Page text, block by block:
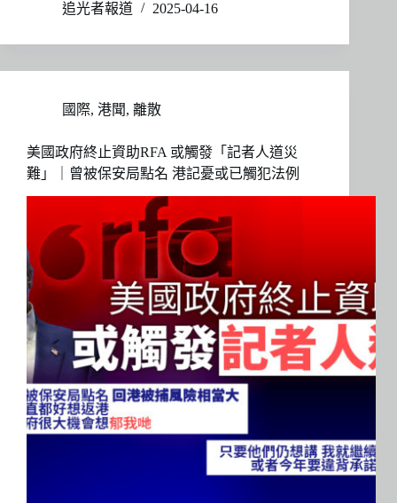
追光者報道
2025-04-16
國際, 港聞, 離散
美國政府終止資助RFA 或觸發「記者人道災
難」｜曾被保安局點名 港記憂或已觸犯法例